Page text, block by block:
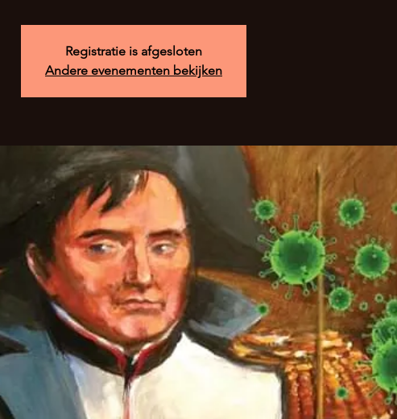
Registratie is afgesloten
Andere evenementen bekijken